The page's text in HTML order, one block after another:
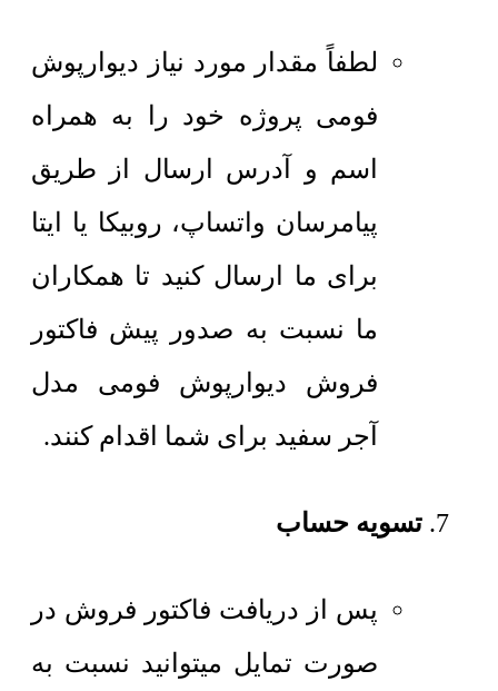
لطفاً مقدار مورد نیاز دیوارپوش
فومی پروژه خود را به همراه
اسم و آدرس ارسال از طریق
پیامرسان واتساپ، روبیکا یا ایتا
برای ما ارسال کنید تا همکاران
ما نسبت به صدور پیش فاکتور
فروش دیوارپوش فومی مدل
آجر سفید برای شما اقدام کنند.
تسویه حساب
پس از دریافت فاکتور فروش در
صورت تمایل میتوانید نسبت به